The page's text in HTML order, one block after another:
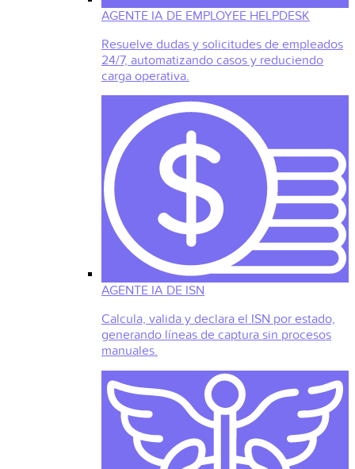
AGENTE IA DE EMPLOYEE HELPDESK
Resuelve dudas y solicitudes de empleados
24/7, automatizando casos y reduciendo
carga operativa.
AGENTE IA DE ISN
Calcula, valida y declara el ISN por estado,
generando líneas de captura sin procesos
manuales.